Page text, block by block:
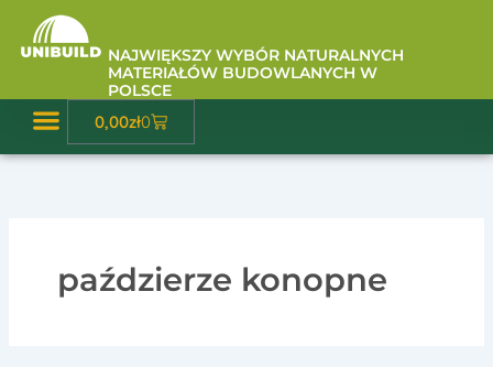
Przejdź
NAJWIĘKSZY WYBÓR NATURALNYCH
MATERIAŁÓW BUDOWLANYCH W
POLSCE
0,00zł0
Wózek
paździerze konopne